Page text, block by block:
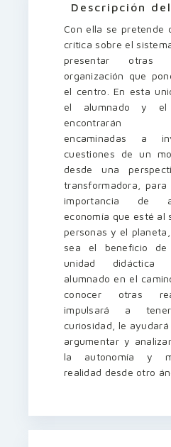
Descripción
Con ella se pretende
crítica sobre el
presentar otras
organización que
el centro. En esta
el alumnado y el
encontrarán
encaminadas a
cuestiones de un
desde una
transformadora,
importancia de
economía que esté al
personas y el
sea el beneficio de
unidad didáctica
alumnado en el
conocer otras
impulsará a
curiosidad, le ayudará
argumentar y
la autonomía y
realidad desde otro